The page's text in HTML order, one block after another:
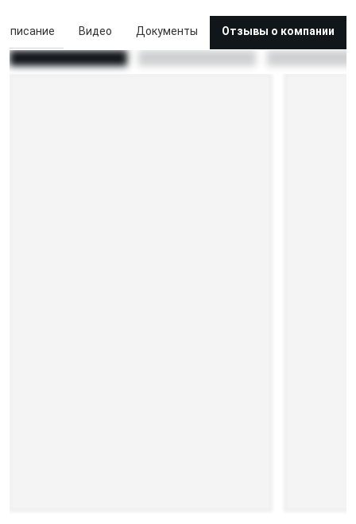
Описание Видео Документы Отзывы о компании